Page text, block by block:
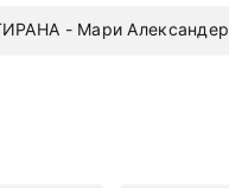
- Мари Александер